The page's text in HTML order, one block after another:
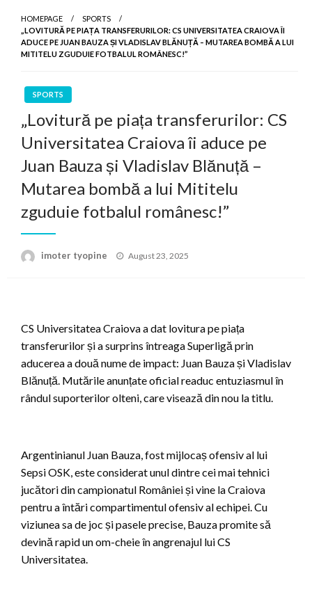
HOMEPAGE
SPORTS
„LOVITURĂ PE PIAȚA TRANSFERURILOR: CS UNIVERSITATEA CRAIOVA ÎI
ADUCE PE JUAN BAUZA ȘI VLADISLAV BLĂNUȚĂ – MUTAREA BOMBĂ A LUI
MITITELU ZGUDUIE FOTBALUL ROMÂNESC!”
SPORTS
„Lovitură pe piața transferurilor: CS
Universitatea Craiova îi aduce pe
Juan Bauza și Vladislav Blănuță –
Mutarea bombă a lui Mititelu
zguduie fotbalul românesc!”
imoter tyopine
Posted
August 23, 2025
CS Universitatea Craiova a dat lovitura pe piața
transferurilor și a surprins întreaga Superligă prin
aducerea a două nume de impact: Juan Bauza și Vladislav
Blănuță. Mutările anunțate oficial readuc entuziasmul în
rândul suporterilor olteni, care visează din nou la titlu.
Argentinianul Juan Bauza, fost mijlocaș ofensiv al lui
Sepsi OSK, este considerat unul dintre cei mai tehnici
jucători din campionatul României și vine la Craiova
pentru a întări compartimentul ofensiv al echipei. Cu
viziunea sa de joc și pasele precise, Bauza promite să
devină rapid un om-cheie în angrenajul lui CS
Universitatea.